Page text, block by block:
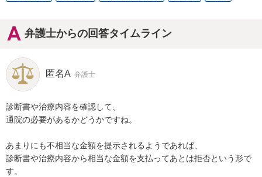
弁護士からの回答タイムライン
匿名A 弁護士
診断書や治療内容を確認して、
通院の必要があるかどうかですね。
あまりにも不相当な金額を提示されるようであれば、
診断書や治療内容から相当な金額を支払ってあとは拒否という形で
す。